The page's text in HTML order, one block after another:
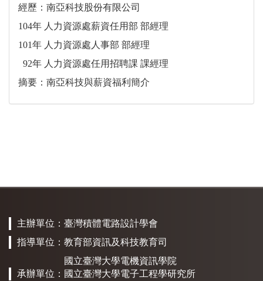
經歷：南亞科技股份有限公司
104年 人力資源處薪資任用部 部經理
101年 人力資源處人事部 部經理
92年 人力資源處任用招聘課 課經理
摘要：南亞科技與薪資福利簡介
主辦單位： 臺灣積體電路設計學會
指導單位： 教育部資訊及科技教育司
承辦單位：
國立臺灣大學電機資訊學院
國立臺灣大學電子工程學研究所